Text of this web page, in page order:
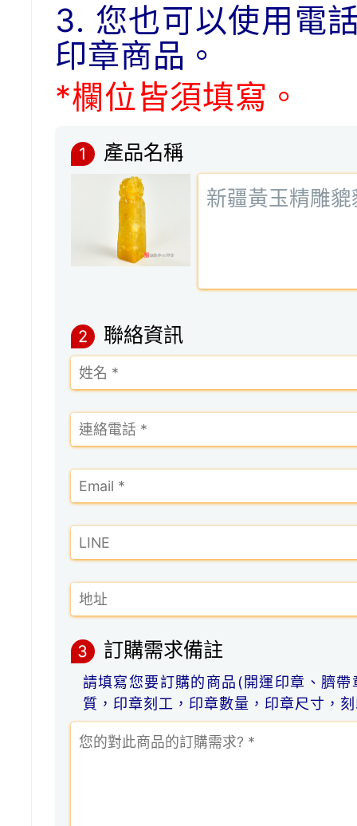
3. 您也可以使用電
印章商品。
*欄位皆須填寫。
1 產品名稱
2 聯絡資訊
3 訂購需求備註
請填寫您要訂購的商品(開運印章、臍
質，印章刻工，印章數量，印章尺寸，